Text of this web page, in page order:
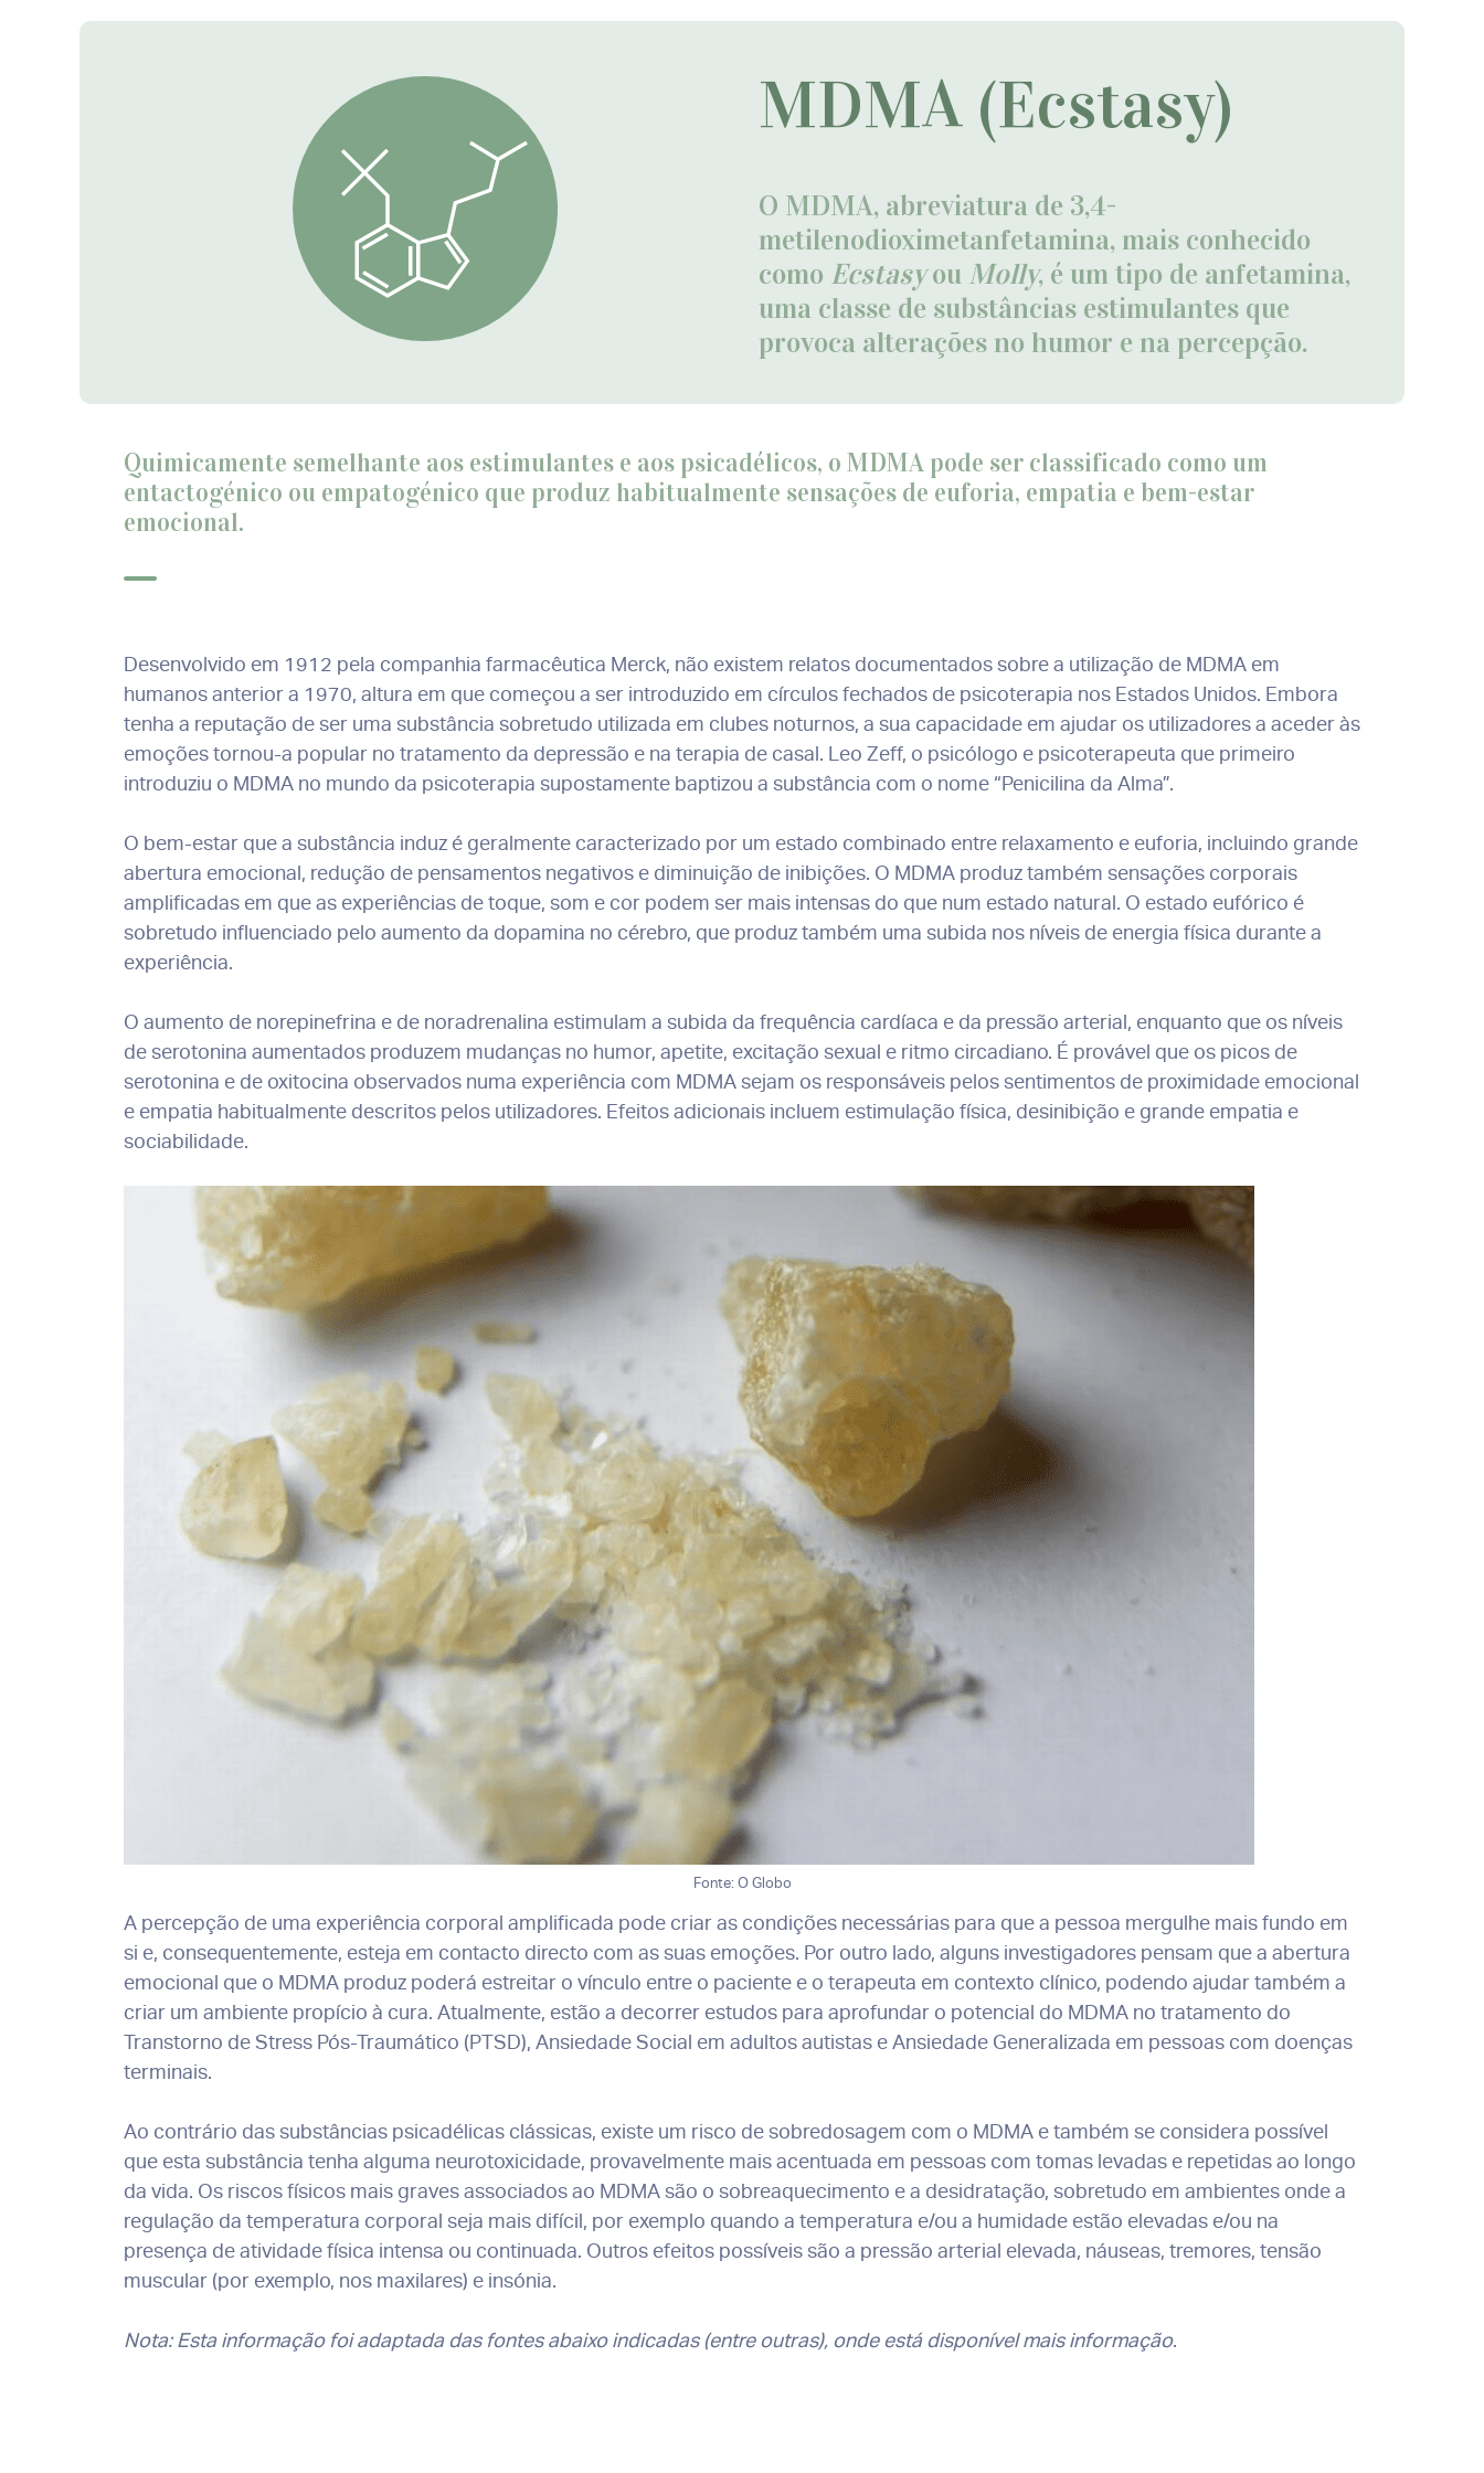
MDMA (Ecstasy)
O MDMA, abreviatura de 3,4-
metilenodioximetanfetamina, mais conhecido
como Ecstasyou Molly, é um tipo de anfetamina,
uma classe de substâncias estimulantes que
provoca alterações no humor e na percepção.
Quimicamente semelhante aos estimulantes e aos psicadélicos, o MDMA pode ser classificado como um
entactogénico ou empatogénico que produz habitualmente sensações de euforia, empatia e bem-estar
emocional.
Desenvolvido em 1912 pela companhia farmacêutica Merck, não existem relatos documentados sobre a utilização de MDMA em
humanos anterior a 1970, altura em que começou a ser introduzido em círculos fechados de psicoterapia nos Estados Unidos. Embora
tenha a reputação de ser uma substância sobretudo utilizada em clubes noturnos, a sua capacidade em ajudar os utilizadores a aceder às
emoções tornou-a popular no tratamento da depressão e na terapia de casal. Leo Zeff, o psicólogo e psicoterapeuta que primeiro
introduziu o MDMA no mundo da psicoterapia supostamente baptizou a substância com o nome “Penicilina da Alma”.
O bem-estar que a substância induz é geralmente caracterizado por um estado combinado entre relaxamento e euforia, incluindo grande
abertura emocional, redução de pensamentos negativos e diminuição de inibições. O MDMA produz também sensações corporais
amplificadas em que as experiências de toque, som e cor podem ser mais intensas do que num estado natural. O estado eufórico é
sobretudo influenciado pelo aumento da dopamina no cérebro, que produz também uma subida nos níveis de energia física durante a
experiência.
O aumento de norepinefrina e de noradrenalina estimulam a subida da frequência cardíaca e da pressão arterial, enquanto que os níveis
de serotonina aumentados produzem mudanças no humor, apetite, excitação sexual e ritmo circadiano. É provável que os picos de
serotonina e de oxitocina observados numa experiência com MDMA sejam os responsáveis pelos sentimentos de proximidade emocional
e empatia habitualmente descritos pelos utilizadores. Efeitos adicionais incluem estimulação física, desinibição e grande empatia e
sociabilidade.
Fonte: O Globo
A percepção de uma experiência corporal amplificada pode criar as condições necessárias para que a pessoa mergulhe mais fundo em
si e, consequentemente, esteja em contacto directo com as suas emoções. Por outro lado, alguns investigadores pensam que a abertura
emocional que o MDMA produz poderá estreitar o vínculo entre o paciente e o terapeuta em contexto clínico, podendo ajudar também a
criar um ambiente propício à cura. Atualmente, estão a decorrer estudos para aprofundar o potencial do MDMA no tratamento do
Transtorno de Stress Pós-Traumático (PTSD), Ansiedade Social em adultos autistas e Ansiedade Generalizada em pessoas com doenças
terminais.
Ao contrário das substâncias psicadélicas clássicas, existe um risco de sobredosagem com o MDMA e também se considera possível
que esta substância tenha alguma neurotoxicidade, provavelmente mais acentuada em pessoas com tomas levadas e repetidas ao longo
da vida. Os riscos físicos mais graves associados ao MDMA são o sobreaquecimento e a desidratação, sobretudo em ambientes onde a
regulação da temperatura corporal seja mais difícil, por exemplo quando a temperatura e/ou a humidade estão elevadas e/ou na
presença de atividade física intensa ou continuada. Outros efeitos possíveis são a pressão arterial elevada, náuseas, tremores, tensão
muscular (por exemplo, nos maxilares) e insónia.
Nota: Esta informação foi adaptada das fontes abaixo indicadas (entre outras), onde está disponível mais informação.